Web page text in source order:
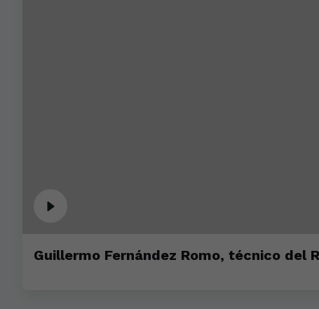
Guillermo Fernández Romo, técnico del